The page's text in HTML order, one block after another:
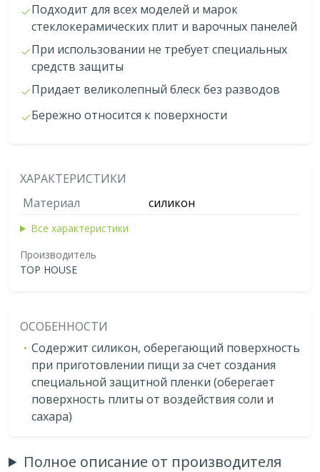
Подходит для всех моделей и марок
стеклокерамических плит и варочных панелей
При использовании не требует специальных
средств защиты
Придает великолепный блеск без разводов
Бережно относится к поверхности
ХАРАКТЕРИСТИКИ
Материал
силикон
Все характеристики
Производитель
TOP HOUSE
ОСОБЕННОСТИ
Содержит силикон, оберегающий поверхность
при приготовлении пищи за счет создания
специальной защитной пленки (оберегает
поверхность плиты от воздействия соли и
сахара)
Полное описание от производителя